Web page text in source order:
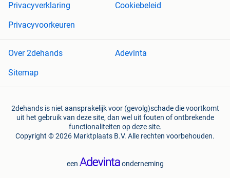
Privacyverklaring
Cookiebeleid
Privacyvoorkeuren
Over 2dehands
Adevinta
Sitemap
2dehands is niet aansprakelijk voor (gevolg)schade die voortkomt
uit het gebruik van deze site, dan wel uit fouten of ontbrekende
functionaliteiten op deze site.
Copyright © 2026 Marktplaats B.V. Alle rechten voorbehouden.
een onderneming